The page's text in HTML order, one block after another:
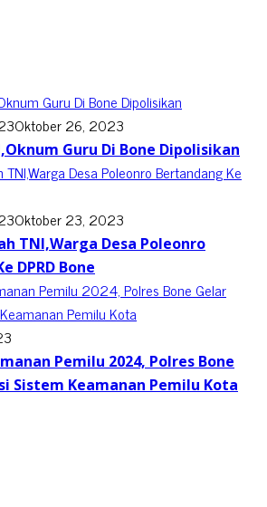
Oktober 26, 2023
Guru Di Bone Dipolisikan
Oktober 23, 2023
TNI,Warga Desa Poleonro
DPRD Bone
Pemilu 2024, Polres Bone
Sistem Keamanan Pemilu Kota